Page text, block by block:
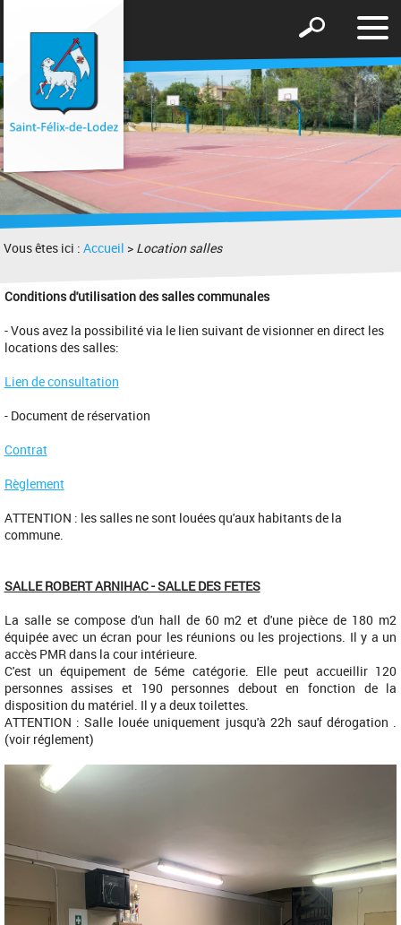
le
Afficher
formulaire
de
recherche
Vous êtes ici :Accueil > Location salles
Conditions d'utilisation des salles communales
- Vous avez la possibilité via le lien suivant de visionner en direct les
locations des salles:
Lien de consultation
- Document de réservation
Contrat
Règlement
ATTENTION : les salles ne sont louées qu'aux habitants de la
commune.
SALLE ROBERT ARNIHAC - SALLE DES FETES
La salle se compose d'un hall de 60 m2 et d'une pièce de 180 m2
équipée avec un écran pour les réunions ou les projections. Il y a un
accès PMR dans la cour intérieure.
C'est un équipement de 5éme catégorie. Elle peut accueillir 120
personnes assises et 190 personnes debout en fonction de la
disposition du matériel. Il y a deux toilettes.
ATTENTION : Salle louée uniquement jusqu'à 22h sauf dérogation .
(voir réglement)